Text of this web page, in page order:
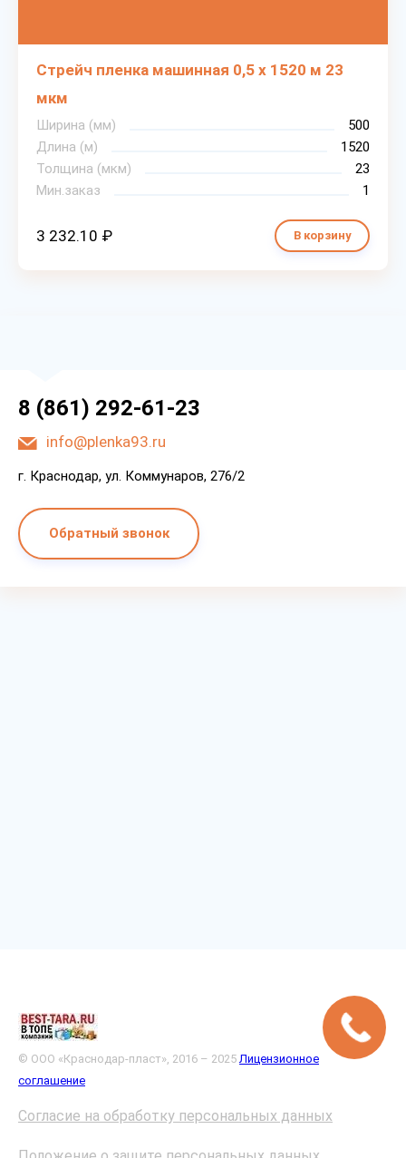
Стрейч пленка машинная 0,5 х 1520 м 23
мкм
Ширина (мм)
500
Длина (м)
1520
Толщина (мкм)
23
Мин.заказ
1
3 232.10 ₽ В корзину
8 (861) 292-61-23
info@plenka93.ru
г. Краснодар, ул. Коммунаров, 276/2
Обратный звонок
© ООО «Краснодар-пласт», 2016 – 2025 Лицензионное
соглашение
Согласие на обработку персональных данных